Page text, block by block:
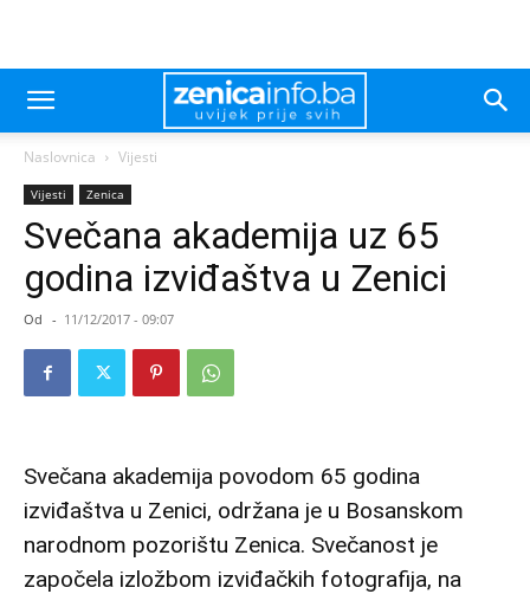
Naslovnica Vijesti
Vijesti Zenica
Svečana akademija uz 65
godina izviđaštva u Zenici
Od - 11/12/2017 - 09:07
Svečana akademija povodom 65 godina
izviđaštva u Zenici, održana je u Bosanskom
narodnom pozorištu Zenica. Svečanost je
započela izložbom izviđačkih fotografija, na